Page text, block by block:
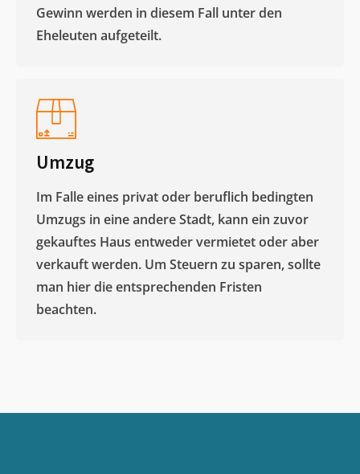
Gewinn werden in diesem Fall unter den
Eheleuten aufgeteilt.​
Umzug
Im Falle eines privat oder beruflich bedingten
Umzugs in eine andere Stadt, kann ein zuvor
gekauftes Haus entweder vermietet oder aber
verkauft werden. Um Steuern zu sparen, sollte
man hier die entsprechenden Fristen
beachten.